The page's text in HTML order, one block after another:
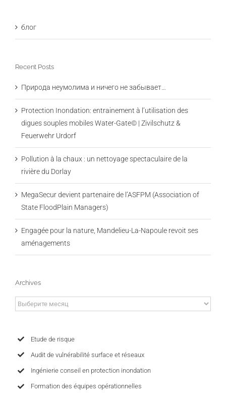
блог
Recent Posts
Природа неумолима и ничего не забывает…
Protection Inondation: entrainement à l’utilisation des
digues souples mobiles Water-Gate© | Zivilschutz &
Feuerwehr Urdorf
Pollution à la chaux : un nettoyage spectaculaire de la
rivière du Dorlay
MegaSecur devient partenaire de l’ASFPM (Association of
State FloodPlain Managers)
Engagée pour la nature, Mandelieu-La-Napoule revoit ses
aménagements
Archives
Archives
Etude de risque
Audit de vulnérabilité surface et réseaux
Ingénierie conseil en protection inondation
Formation des équipes opérationnelles